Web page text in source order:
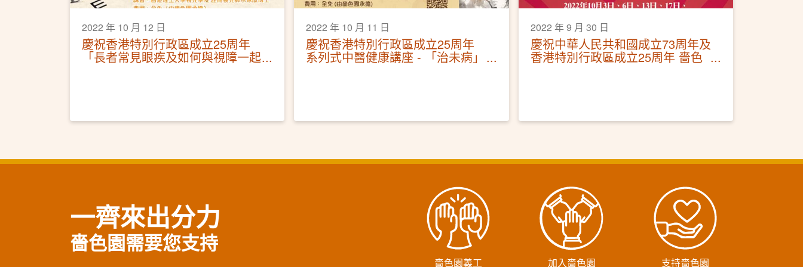
2022 年 10 月 12 日
慶祝香港特別行政區成立25周年
「長者常見眼疾及如何與視障一起
2022 年 10 月 11 日
慶祝香港特別行政區成立25周年
系列式中醫健康講座 - 「治未病」
2022 年 9 月 30 日
慶祝中華人民共和國成立73周年及
香港特別行政區成立25周年 嗇色
一齊來出分力
嗇色園需要您支持
嗇色園義工 加入嗇色園 支持嗇色園